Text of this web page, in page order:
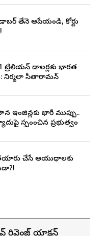
తేనె ఆపేయండి, కోర్టు
ట్రిలియన్ డాలర్లకు భారత
నిర్మలా సీతారామన్
భారీ ముప్పు..
స్పందించిన ప్రభుత్వం
చేసే ఆయుధాలకు
రివెంజ్ యాక్షన్